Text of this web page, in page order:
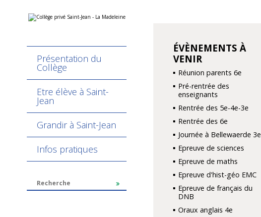
Aller
au
navigation
Outils
personnels
Présentation du
Collège
Etre élève à Saint-
Jean
Grandir à Saint-Jean
Infos pratiques
NAVIGATION
ÉVÈNEMENTS À
VENIR
Réunion parents 6e
Pré-rentrée des
enseignants
Rentrée des 5e-4e-3e
Rentrée des 6e
Journée à Bellewaerde 3e
Epreuve de sciences
Epreuve de maths
Epreuve d'hist-géo EMC
Epreuve de français du
DNB
Oraux anglais 4e